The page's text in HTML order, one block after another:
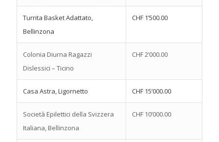
Turrita Basket Adattato,
Bellinzona
CHF 1’500.00
Colonia Diurna Ragazzi
Dislessici – Ticino
CHF 2’000.00
Casa Astra, Ligornetto CHF 15’000.00
Società Epilettici della Svizzera
Italiana, Bellinzona
CHF 10’000.00